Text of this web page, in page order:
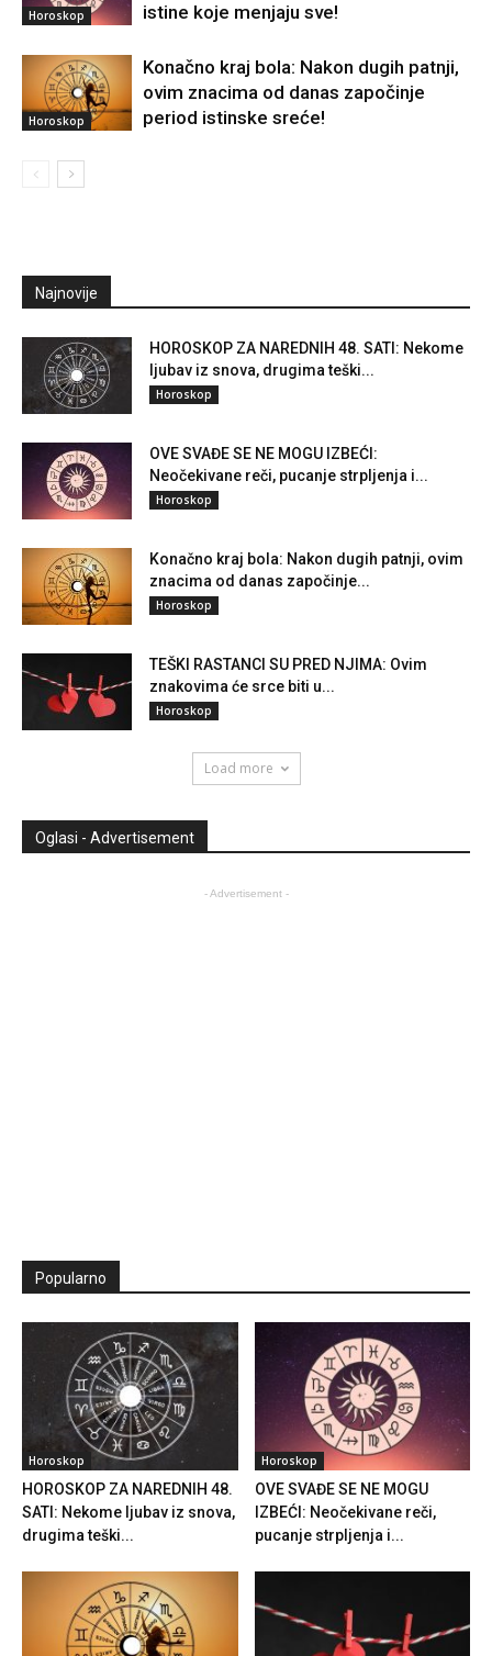
Horoskop
istine koje menjaju sve!
Horoskop
Konačno kraj bola: Nakon dugih patnji,
ovim znacima od danas započinje
period istinske sreće!
Najnovije
HOROSKOP ZA NAREDNIH 48. SATI: Nekome
ljubav iz snova, drugima teški...
Horoskop
OVE SVAĐE SE NE MOGU IZBEĆI:
Neočekivane reči, pucanje strpljenja i...
Horoskop
Konačno kraj bola: Nakon dugih patnji, ovim
znacima od danas započinje...
Horoskop
TEŠKI RASTANCI SU PRED NJIMA: Ovim
znakovima će srce biti u...
Horoskop
Load more
Oglasi - Advertisement
- Advertisement -
Popularno
Horoskop
HOROSKOP ZA NAREDNIH 48.
SATI: Nekome ljubav iz snova,
drugima teški...
Horoskop
OVE SVAĐE SE NE MOGU
IZBEĆI: Neočekivane reči,
pucanje strpljenja i...